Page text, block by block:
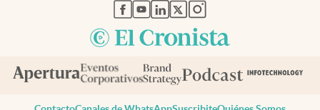
abre en nueva pestaña
abre en nueva pestaña
abre en nueva pestaña
abre en nueva pestaña
abre en nueva pestaña